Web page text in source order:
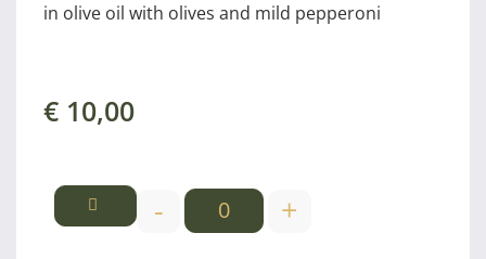
in olive oil with olives and mild pepperoni
€ 10,00
- +